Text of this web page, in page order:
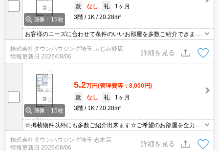
画像：15枚
敷
なし 礼
1ヶ月
3階
1K 20.28m²
お客様のニーズに合わせて条件のいいお部屋を多数ご紹介できます♪
情報数No.1のタウンハウジングまで是非お問い合わせください！
株式会社タウンハウジング埼玉 ふじみ野店
情報更新日 2026/08/06
詳細を見る
画像：15枚
5.2万円(管理費等：8,000円)
敷
なし 礼
1ヶ月
3階
1K 20.28m²
☆掲載物件以外にも多数ご紹介出来ます☆ご希望のお部屋を全力で
お探しさせて頂きます♪
株式会社タウンハウジング埼玉 志木店
情報更新日 2026/08/06
詳細を見る